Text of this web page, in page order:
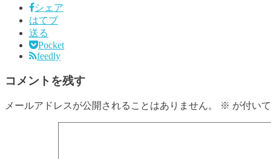
シェア
はてブ
送る
Pocket
feedly
コメントを残す
メールアドレスが公開されることはありません。 ※ が付い